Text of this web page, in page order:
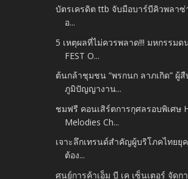
บัตรเครดิต ttb จับมือบาร์บีคิวพลาซ่
อ...
5 เหตุผลที่ไม่ควรพลาด!!! มหกรรมด
FEST O...
ต้นกล้าชุมชน “พรกนก ลาภเกิด” ผู้
ภูมิปัญญางาน...
ชมฟรี คอนเสิร์ตการกุศลรอบพิเศษ
Melodies Ch...
เจาะลึกเทรนด์สำคัญผู้บริโภคไทยยุ
ต้อง...
ศูนย์การค้าเอ็ม บี เค เซ็นเตอร์ จัด